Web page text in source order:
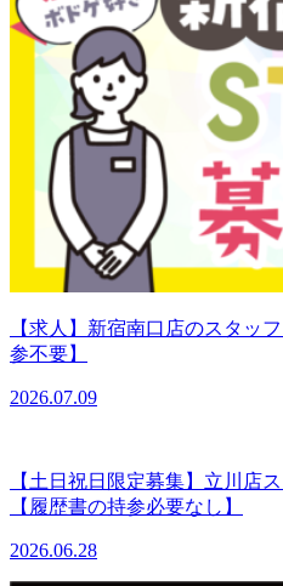
【求人】新宿南口店のスタッ
参不要】
2026.07.09
【土日祝日限定募集】立川店
【履歴書の持参必要なし】
2026.06.28